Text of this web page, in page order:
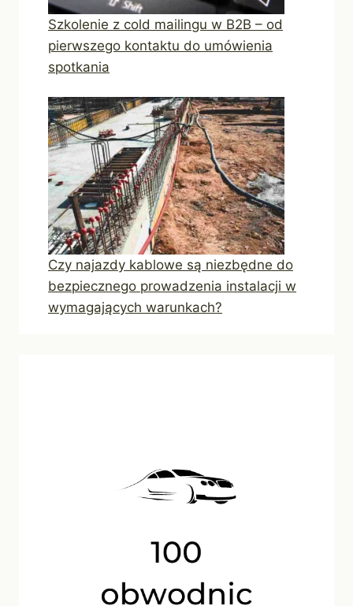
Szkolenie z cold mailingu w B2B – od
pierwszego kontaktu do umówienia
spotkania
Czy najazdy kablowe są niezbędne do
bezpiecznego prowadzenia instalacji w
wymagających warunkach?